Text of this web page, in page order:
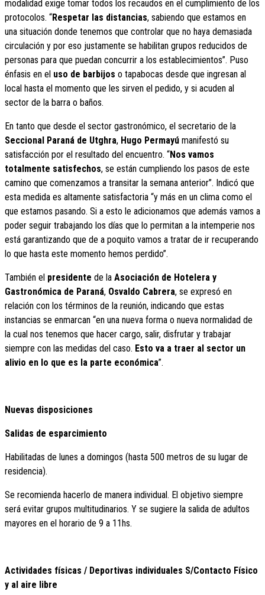
modalidad exige tomar todos los recaudos en el cumplimiento de los
protocolos. “Respetar las distancias, sabiendo que estamos en
una situación donde tenemos que controlar que no haya demasiada
circulación y por eso justamente se habilitan grupos reducidos de
personas para que puedan concurrir a los establecimientos”. Puso
énfasis en el uso de barbijos o tapabocas desde que ingresan al
local hasta el momento que les sirven el pedido, y si acuden al
sector de la barra o baños.
En tanto que desde el sector gastronómico, el secretario de la
Seccional Paraná de Utghra, Hugo Permayú manifestó su
satisfacción por el resultado del encuentro. “Nos vamos
totalmente satisfechos, se están cumpliendo los pasos de este
camino que comenzamos a transitar la semana anterior”. Indicó que
esta medida es altamente satisfactoria “y más en un clima como el
que estamos pasando. Si a esto le adicionamos que además vamos a
poder seguir trabajando los días que lo permitan a la intemperie nos
está garantizando que de a poquito vamos a tratar de ir recuperando
lo que hasta este momento hemos perdido”.
También el presidente de la Asociación de Hotelera y
Gastronómica de Paraná, Osvaldo Cabrera, se expresó en
relación con los términos de la reunión, indicando que estas
instancias se enmarcan “en una nueva forma o nueva normalidad de
la cual nos tenemos que hacer cargo, salir, disfrutar y trabajar
siempre con las medidas del caso. Esto va a traer al sector un
alivio en lo que es la parte económica”.
Nuevas disposiciones
Salidas de esparcimiento
Habilitadas de lunes a domingos (hasta 500 metros de su lugar de
residencia).
Se recomienda hacerlo de manera individual. El objetivo siempre
será evitar grupos multitudinarios. Y se sugiere la salida de adultos
mayores en el horario de 9 a 11hs.
Actividades físicas / Deportivas individuales S/Contacto Físico
y al aire libre